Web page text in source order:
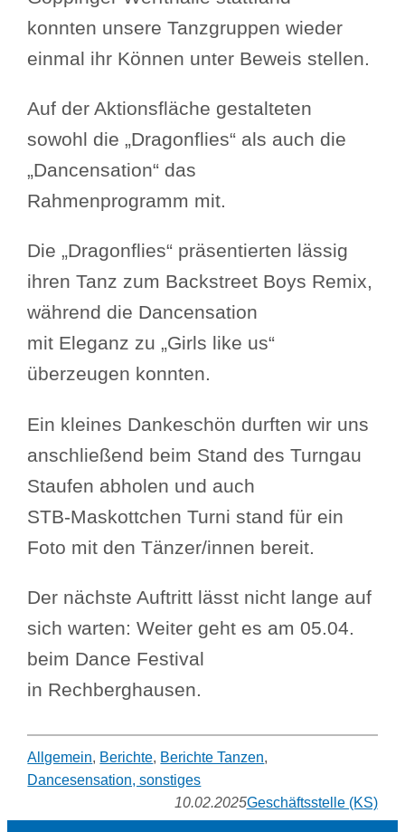
konnten unsere Tanzgruppen wieder
einmal ihr Können unter Beweis stellen.
Auf der Aktionsfläche gestalteten
sowohl die „Dragonflies“ als auch die
„Dancensation“ das
Rahmenprogramm mit.
Die „Dragonflies“ präsentierten lässig
ihren Tanz zum Backstreet Boys Remix,
während die Dancensation
mit Eleganz zu „Girls like us“
überzeugen konnten.
Ein kleines Dankeschön durften wir uns
anschließend beim Stand des Turngau
Staufen abholen und auch
STB-Maskottchen Turni stand für ein
Foto mit den Tänzer/innen bereit.
Der nächste Auftritt lässt nicht lange auf
sich warten: Weiter geht es am 05.04.
beim Dance Festival
in Rechberghausen.
Allgemein, Berichte, Berichte Tanzen
Dancesensation, sonstiges
10.02.2025Geschäftsstelle (KS)